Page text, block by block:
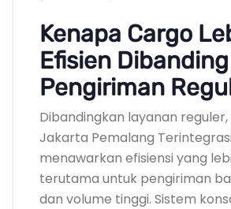
Kenapa Cargo
Efisien Dibanding
Pengiriman
Dibandingkan layanan reguler,
Jakarta Pemalang Terintegrasi
menawarkan efisiensi yang
terutama untuk pengiriman
dan volume tinggi. Sistem